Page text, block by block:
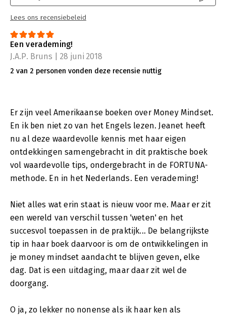
Lees ons recensiebeleid
Een verademing!
J.A.P. Bruns | 28 juni 2018
2 van 2 personen vonden deze recensie nuttig
Er zijn veel Amerikaanse boeken over Money Mindset.
En ik ben niet zo van het Engels lezen. Jeanet heeft
nu al deze waardevolle kennis met haar eigen
ontdekkingen samengebracht in dit praktische boek
vol waardevolle tips, ondergebracht in de FORTUNA-
methode. En in het Nederlands. Een verademing!
Niet alles wat erin staat is nieuw voor me. Maar er zit
een wereld van verschil tussen 'weten' en het
succesvol toepassen in de praktijk... De belangrijkste
tip in haar boek daarvoor is om de ontwikkelingen in
je money mindset aandacht te blijven geven, elke
dag. Dat is een uitdaging, maar daar zit wel de
doorgang.
O ja, zo lekker no nonense als ik haar ken als